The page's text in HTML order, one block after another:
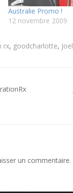
Australie Promo !
12 novembre 2009
rx, goodcharlotte, Joel
un commentaire.